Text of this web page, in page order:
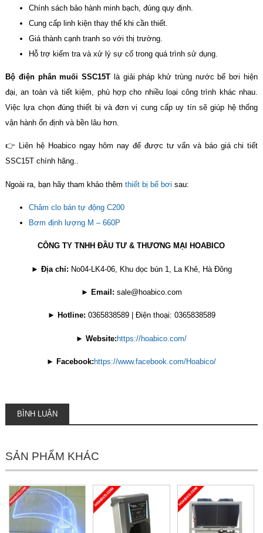
Chính sách bảo hành minh bạch, đúng quy định.
Cung cấp linh kiện thay thế khi cần thiết.
Giá thành cạnh tranh so với thị trường.
Hỗ trợ kiểm tra và xử lý sự cố trong quá trình sử dụng.
Bộ điện phân muối SSC15T là giải pháp khử trùng nước bể bơi hiện
đại, an toàn và tiết kiệm, phù hợp cho nhiều loại công trình khác nhau.
Việc lựa chọn đúng thiết bị và đơn vị cung cấp uy tín sẽ giúp hệ thống
vận hành ổn định và bền lâu hơn.
👉 Liên hệ Hoabico ngay hôm nay để được tư vấn và báo giá chi tiết
SSC15T chính hãng..
Ngoài ra, bạn hãy tham khảo thêm thiết bị bể bơi sau:
Châm clo bán tự động C200
Bơm định lượng M – 660P
CÔNG TY TNHH ĐẦU TƯ & THƯƠNG MẠI HOABICO
► Địa chỉ: No04-LK4-06, Khu dọc bún 1, La Khê, Hà Đông
► Email: sale@hoabico.com
► Hotline: 0365838589 | Điện thoại: 0365838589
►Website:https://hoabico.com/
► Facebook: https://www.facebook.com/Hoabico/
BÌNH LUẬN
SẢN PHẨM KHÁC